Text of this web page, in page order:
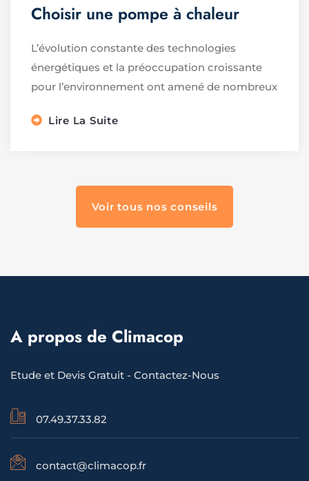
Choisir une pompe à chaleur
L’évolution constante des technologies
énergétiques et la préoccupation croissante
pour l’environnement ont amené de nombreux
Lire La Suite
Voir tous nos conseils
A propos de Climacop
Etude et Devis Gratuit - Contactez-Nous
07.49.37.33.82
contact@climacop.fr